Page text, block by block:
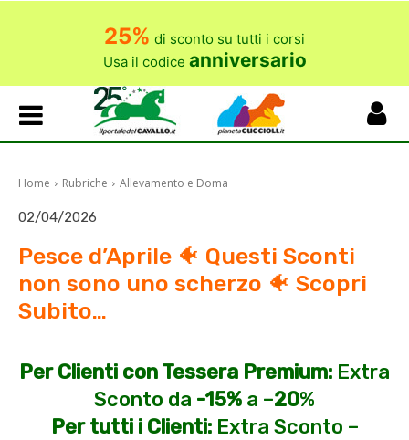
25% di sconto su tutti i corsi
Usa il codice anniversario
Home Rubriche Allevamento e Doma
02/04/2026
Pesce d’Aprile 🐠 Questi Sconti
non sono uno scherzo 🐠 Scopri
Subito…
Per Clienti con Tessera Premium: Extra
Sconto da -15% a –20%
Per tutti i Clienti: Extra Sconto –